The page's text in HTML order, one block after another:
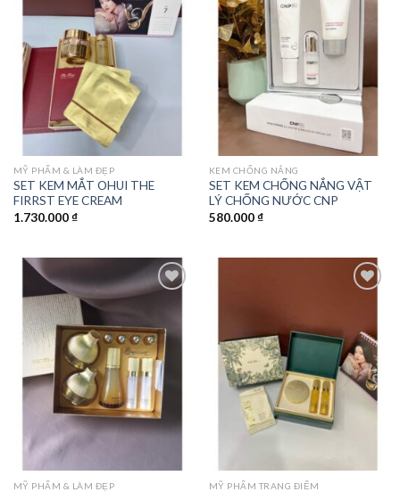
Add to
wishlist
MỸ PHẨM & LÀM ĐẸP
SET KEM MẮT OHUI THE
FIRRST EYE CREAM
1.730.000₫
wishlist
KEM CHỐNG NẮNG
SET KEM CHỐNG NẮNG VẬT
LÝ CHỐNG NƯỚC CNP
580.000₫
Add to
wishlist
MỸ PHẨM & LÀM ĐẸP
Add to
wishlist
MỸ PHẨM TRANG ĐIỂM